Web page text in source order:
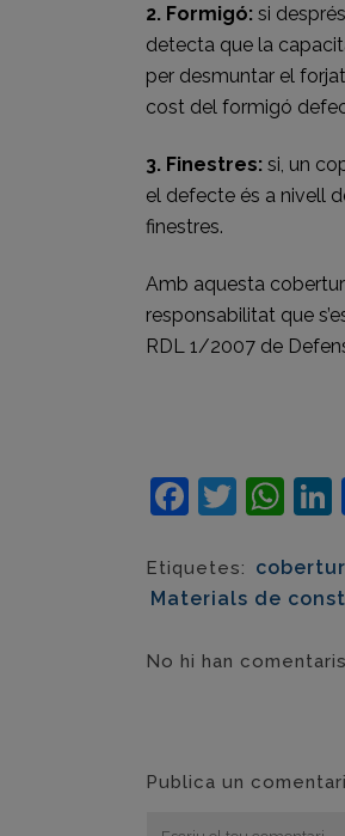
2. Formigó: si
detecta que la
per desmuntar el
cost del formigó
3. Finestres: si, un
el defecte és a nivell
finestres.
Amb aquesta
responsabilitat que
RDL 1/2007 de
Etiquetes:
Materials de
No hi han comentaris
Publica un comentari